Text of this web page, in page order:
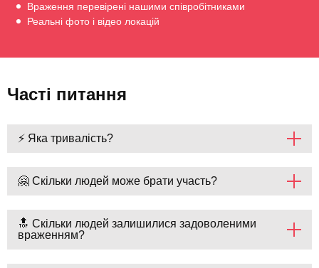
Враження перевірені нашими співробітниками
Реальні фото і відео локацій
Часті питання
⚡ Яка тривалість?
🤗 Скільки людей може брати участь?
🔝 Скільки людей залишилися задоволеними
враженням?